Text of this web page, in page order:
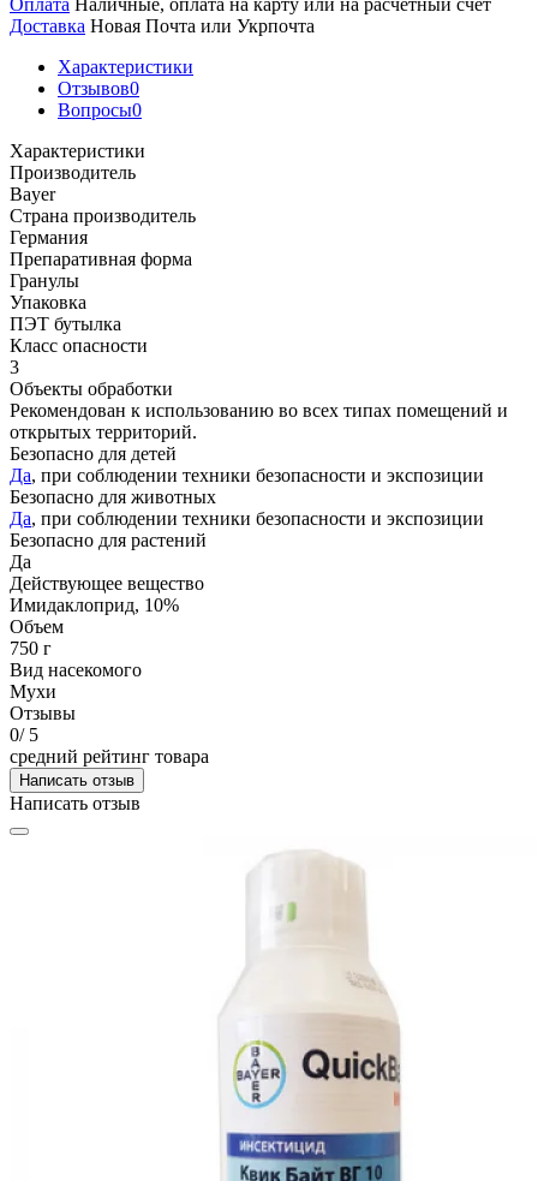
Доставка Новая Почта или Укрпочта
Характеристики
Отзывов0
Вопросы0
Характеристики
Производитель
Bayer
Страна производитель
Германия
Препаративная форма
Гранулы
Упаковка
ПЭТ бутылка
Класс опасности
3
Объекты обработки
Рекомендован к использованию во всех типах помещений и
открытых территорий.
Безопасно для детей
Да, при соблюдении техники безопасности и экспозиции
Безопасно для животных
Да, при соблюдении техники безопасности и экспозиции
Безопасно для растений
Да
Действующее вещество
Имидаклоприд, 10%
Объем
750 г
Вид насекомого
Мухи
Отзывы
0/ 5
средний рейтинг товара
Написать отзыв
Написать отзыв